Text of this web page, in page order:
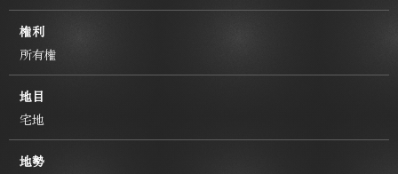
権利
所有権
地目
宅地
地勢